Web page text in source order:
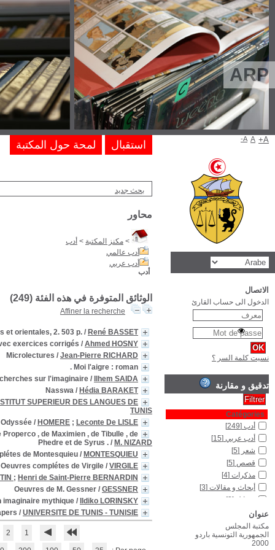
Mélanges Réné Basset :
Méthodologie de la compréhension et
Mysticisme et désert : thèse
Norme et deviance dans l'ecriture de Boris Vian : Journée scientifique :
Oeuvres complètes d'horace , de Jouvenel de perse de Sulpicia , de
Oeuvres de Jacques Henri - Bernardin de Saint
L'Orient de Flaubert : des écrits de jeunesse à Salammbô : la
6
7
8
9